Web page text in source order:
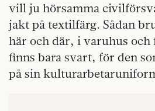
vill ju hörsamma
jakt på textilfärg. Sådan
här och där, i varuhus och
finns bara svart, för den
på sin